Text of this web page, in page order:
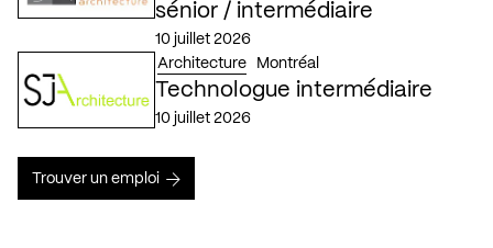
sénior / intermédiaire
10 juillet 2026
Architecture
Montréal
Technologue intermédiaire
10 juillet 2026
Trouver un emploi